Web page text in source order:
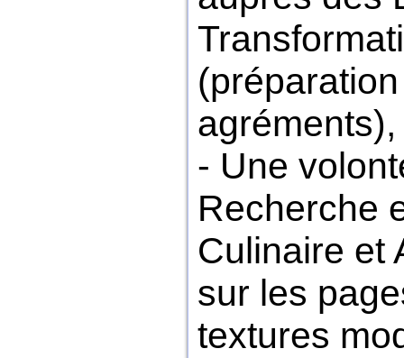
agréments),
- Une
Recherche
Culinaire et
sur les
textures